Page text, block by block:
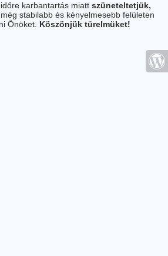
karbantartás miatt szüneteltetjük,
stabilabb és kényelmesebb felületen
Önöket. Köszönjük türelmüket!